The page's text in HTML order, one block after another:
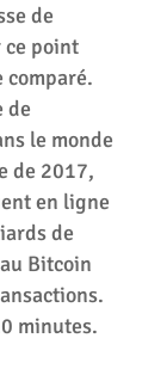
de
point
comparé.
de
le monde
de 2017,
en ligne
de
Bitcoin
minutes.